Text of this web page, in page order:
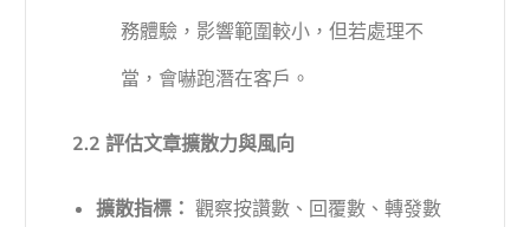
務體驗，影響範圍較小，但若處理不
當，會嚇跑潛在客戶。
2.2 評估文章擴散力與風向
擴散指標： 觀察按讚數、回覆數、轉發數